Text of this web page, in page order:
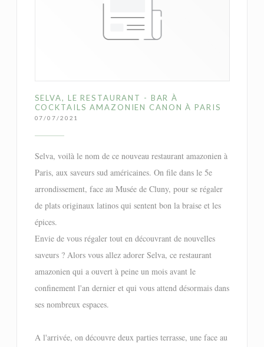
SELVA, LE RESTAURANT - BAR À
COCKTAILS AMAZONIEN CANON À PARIS
07/07/2021
Selva, voilà le nom de ce nouveau restaurant amazonien à
Paris, aux saveurs sud américaines. On file dans le 5e
arrondissement, face au Musée de Cluny, pour se régaler
de plats originaux latinos qui sentent bon la braise et les
épices.
Envie de vous régaler tout en découvrant de nouvelles
saveurs ? Alors vous allez adorer Selva, ce restaurant
amazonien qui a ouvert à peine un mois avant le
confinement l'an dernier et qui vous attend désormais dans
ses nombreux espaces.
A l'arrivée, on découvre deux parties terrasse, une face au